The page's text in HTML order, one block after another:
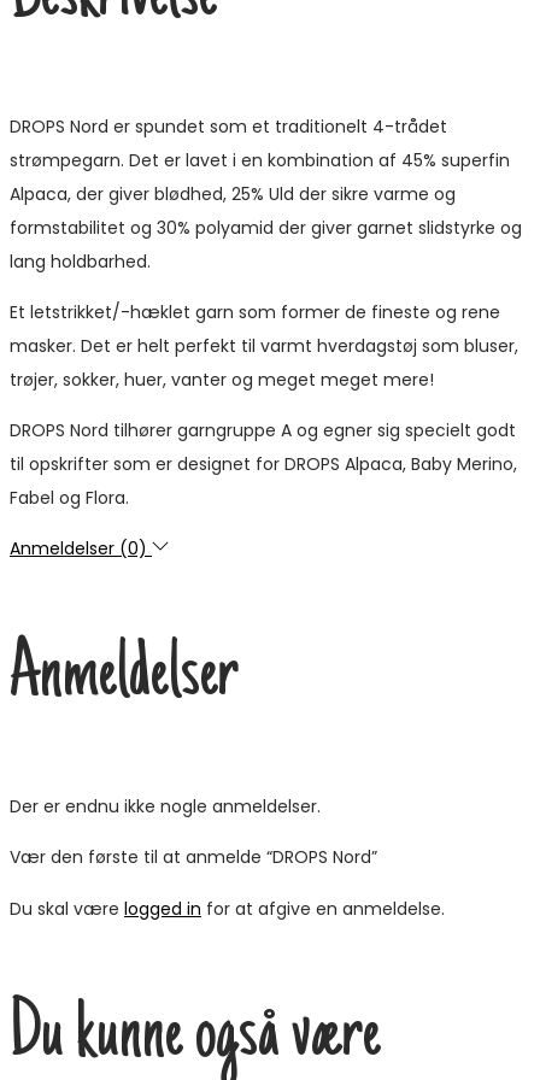
varesiden
DROPS Nord er spundet som et traditionelt 4-trådet
strømpegarn. Det er lavet i en kombination af 45% superfin
Alpaca, der giver blødhed, 25% Uld der sikre varme og
formstabilitet og 30% polyamid der giver garnet slidstyrke og
lang holdbarhed.
Et letstrikket/-hæklet garn som former de fineste og rene
masker. Det er helt perfekt til varmt hverdagstøj som bluser,
trøjer, sokker, huer, vanter og meget meget mere!
DROPS Nord tilhører garngruppe A og egner sig specielt godt
til opskrifter som er designet for DROPS Alpaca, Baby Merino,
Fabel og Flora.
Anmeldelser (0)
Anmeldelser
Der er endnu ikke nogle anmeldelser.
Vær den første til at anmelde “DROPS Nord”
Du skal være logged in for at afgive en anmeldelse.
Du kunne også være